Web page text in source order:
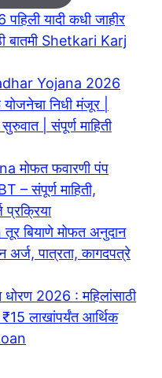
पहिली यादी कधी जाहीर
बातमी Shetkari Karj
Yojana 2026
निधी मंजूर |
| संपूर्ण माहिती
मोफत फवारणी पंप
– संपूर्ण माहिती,
प्रक्रिया
बियाणे मोफत अनुदान
पात्रता, कागदपत्रे
धोरण 2026 : महिलांसाठी
₹15 लाखांपर्यंत आर्थिक